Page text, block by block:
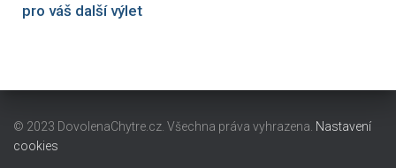
pro váš další výlet
© 2023 DovolenaChytre.cz. Všechna práva vyhrazena. Nastavení
cookies